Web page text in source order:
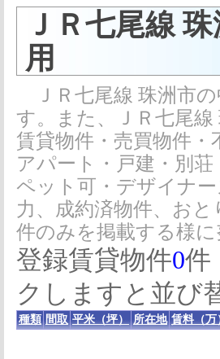
ＪＲ七尾線
用
ＪＲ七尾線 珠洲市
す。また、ＪＲ七尾
賃貸物件・売買物件
アパート・戸建・別
ペット可・デザイナ
力、成約済物件、お
件のみを掲載する様
登録賃貸物件0
クしますと並び
種類 間取 平米（坪） 所在地 賃料（万